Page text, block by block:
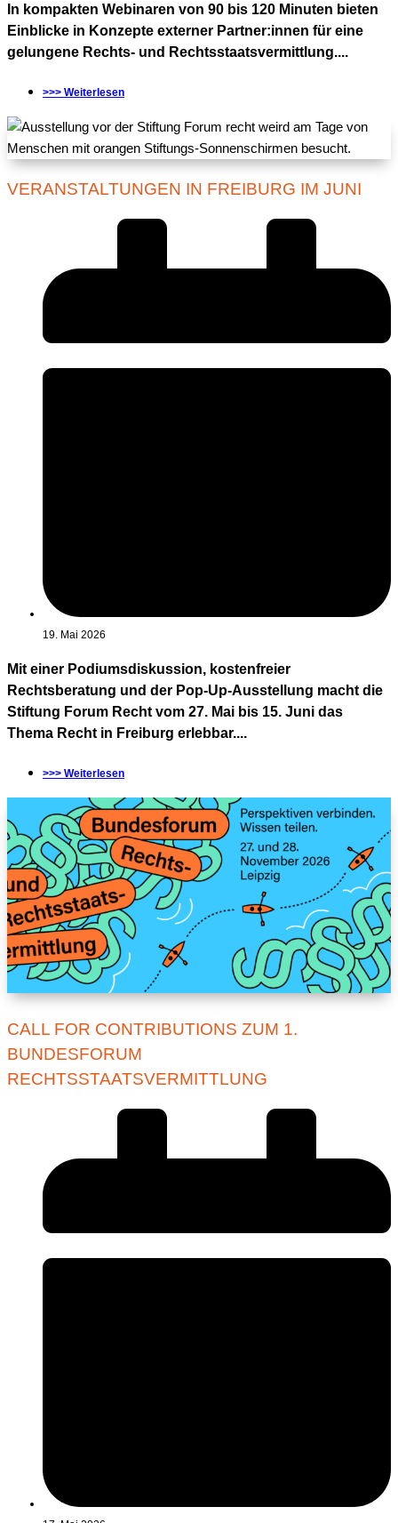
In kompakten Webinaren von 90 bis 120 Minuten bieten
Einblicke in Konzepte externer Partner:innen für eine
gelungene Rechts- und Rechtsstaatsvermittlung....
>>> Weiterlesen
VERANSTALTUNGEN IN FREIBURG IM JUNI
19. Mai 2026
Mit einer Podiumsdiskussion, kostenfreier
Rechtsberatung und der Pop-Up-Ausstellung macht die
Stiftung Forum Recht vom 27. Mai bis 15. Juni das
Thema Recht in Freiburg erlebbar....
>>> Weiterlesen
CALL FOR CONTRIBUTIONS ZUM 1.
BUNDESFORUM
RECHTSSTAATSVERMITTLUNG